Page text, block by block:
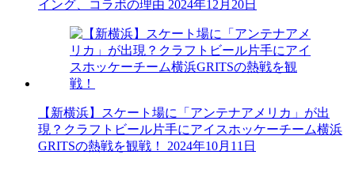
イング、コラボの理由 2024年12月20日
【新横浜】スケート場に「アンテナアメリカ」が出
現？クラフトビール片手にアイスホッケーチーム横浜
GRITSの熱戦を観戦！
2024年10月11日